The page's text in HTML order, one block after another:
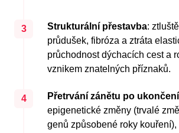
3 Strukturální přestavba:
průdušek, fibróza a ztráta
průchodnost dýchacích cest a
vznikem znatelných příznaků.
4 Přetrvání zánětu po
epigenetické změny (trvalé
genů způsobené roky kouření),